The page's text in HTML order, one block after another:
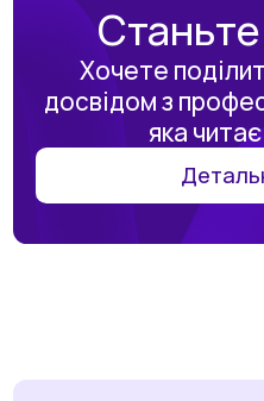
Хочете
досвідом з
яка